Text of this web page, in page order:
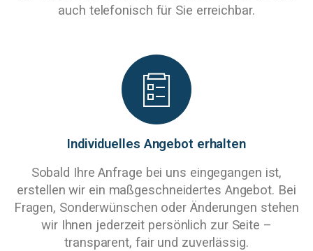
auch telefonisch für Sie erreichbar.
Individuelles Angebot erhalten
Sobald Ihre Anfrage bei uns eingegangen ist,
erstellen wir ein maßgeschneidertes Angebot. Bei
Fragen, Sonderwünschen oder Änderungen stehen
wir Ihnen jederzeit persönlich zur Seite –
transparent, fair und zuverlässig.